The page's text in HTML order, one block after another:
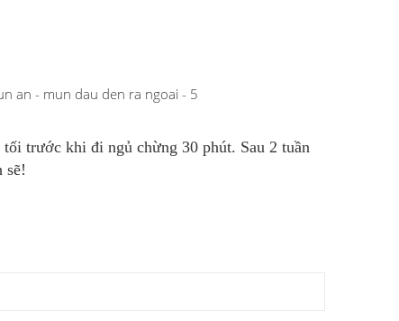
trước khi đi ngủ chừng 30 phút. Sau 2 tuần
sẽ!